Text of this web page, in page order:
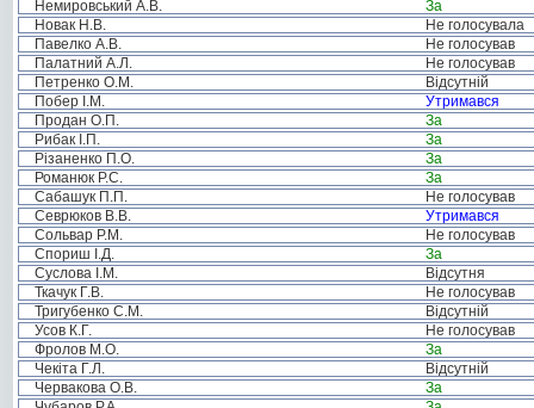
Немировський А.В.
За
Новак Н.В.
Не голосувала
Павелко А.В.
Не голосував
Палатний А.Л.
Не голосував
Петренко О.М.
Відсутній
Побер І.М.
Утримався
Продан О.П.
За
Рибак І.П.
За
Різаненко П.О.
За
Романюк Р.С.
За
Сабашук П.П.
Не голосував
Севрюков В.В.
Утримався
Сольвар Р.М.
Не голосував
Спориш І.Д.
За
Суслова І.М.
Відсутня
Ткачук Г.В.
Не голосував
Тригубенко С.М.
Відсутній
Усов К.Г.
Не голосував
Фролов М.О.
За
Чекіта Г.Л.
Відсутній
Червакова О.В.
За